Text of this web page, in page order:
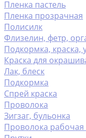
Пленка пастель
Пленка прозрачная
Полисилк
Флизелин, фетр,
Подкормка, краска,
Краска для
Лак, блеск
Подкормка
Спрей краска
Проволока
Зигзаг, бульонка
Проволока рабочая